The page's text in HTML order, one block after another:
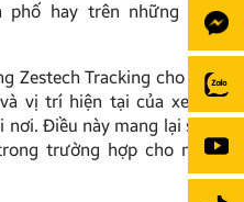
hay trên những cung
Zestech Tracking cho phép
vị trí hiện tại của xe một
Điều này mang lại sự an
trường hợp cho mượn